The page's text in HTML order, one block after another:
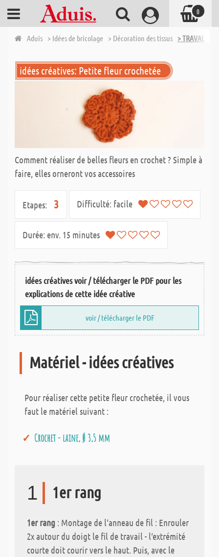
Aduis > Idées de bricolage > Décoration des tissus > TRAVAUX
idées créatives: Petite fleur crochetée
Comment réaliser de belles fleurs en crochet ? Simple à
faire, elles orneront vos accessoires
Etapes: 3 Difficulté: facile
Durée: env. 15 minutes
idées créatives voir / télécharger le PDF pour les
explications de cette idée créative
voir / télécharger le PDF
Matériel - idées créatives
Pour réaliser cette petite fleur crochetée, il vous
faut le matériel suivant :
Crochet - laine, Ø 3,5 mm
1 1er rang
1er rang : Montage de l‘anneau de fil : Enrouler
2x autour du doigt le fil de travail - l‘extrémité
courte doit courir vers le haut. Puis, avec le
0